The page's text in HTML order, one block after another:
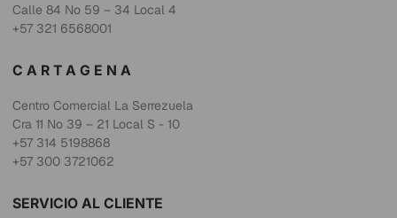
Calle 84 No 59 – 34 Local 4
+57 321 6568001
C A R T A G E N A
Centro Comercial La Serrezuela
Cra 11 No 39 – 21 Local S - 10
+57 314 5198868
+57 300 3721062
SERVICIO AL CLIENTE